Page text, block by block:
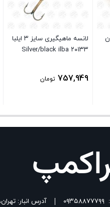
لانسه ماهیگیری سایز ۳ ایلبا
۲۰۱۳۳ Silver/black ilba
757,949 تومان
:۰۹۳۵۸۸۷۷۷۹۹ آدرس انبار: تهران، شادآباد، خیابان ١٧